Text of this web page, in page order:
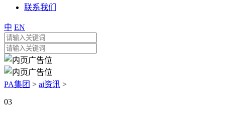
联系我们
中 EN
PA集团 > ai资讯 >
03